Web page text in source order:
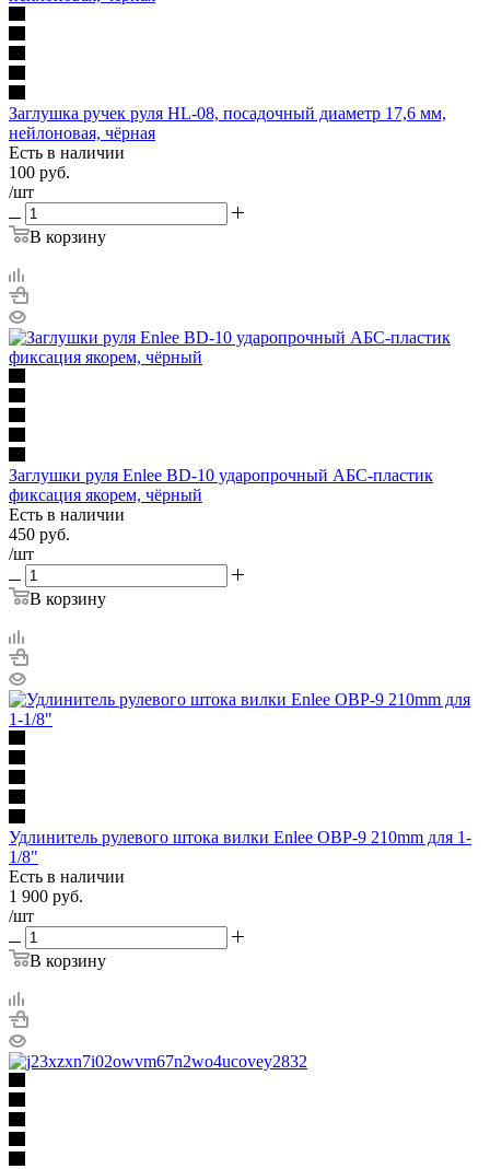
Заглушка ручек руля HL-08, посадочный диаметр 17,6 мм,
нейлоновая, чёрная
Есть в наличии
100 руб.
/шт
В корзину
Заглушки руля Enlee BD-10 ударопрочный АБС-пластик
фиксация якорем, чёрный
Есть в наличии
450 руб.
/шт
В корзину
Удлинитель рулевого штока вилки Enlee OBP-9 210mm для 1-
1/8"
Есть в наличии
1 900 руб.
/шт
В корзину